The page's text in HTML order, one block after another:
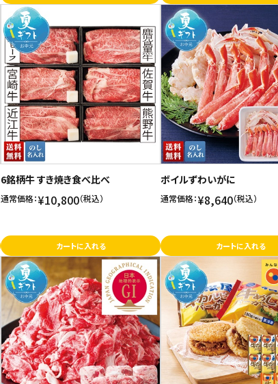
6銘柄牛 すき焼き食べ比べ
通常価格：¥10,800（税込）
カートに入れる
ボイルずわいがに
通常価格：¥8,640（税込）
カートに入れる